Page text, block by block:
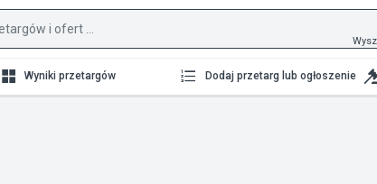
Wyniki przetargów Dodaj przetarg lub ogłoszenie